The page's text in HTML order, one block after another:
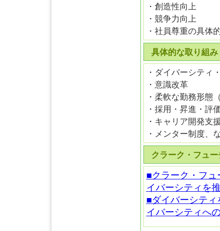
・創造性向上
・競争力向上
・社員尊重の具体
具体的な取り組み
・ダイバーシティ
・意識改革
・柔軟な勤務形態
・採用・昇進・評
・キャリア開発支
・メンター制度、
クラーク・フュ
■クラーク・フ
イバーシティを
■ダイバーシテ
イバーシティへ